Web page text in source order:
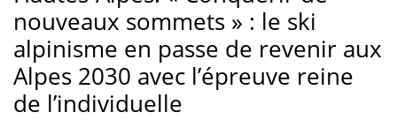
nouveaux sommets » : le ski
alpinisme en passe de revenir aux
Alpes 2030 avec l’épreuve reine
de l’individuelle